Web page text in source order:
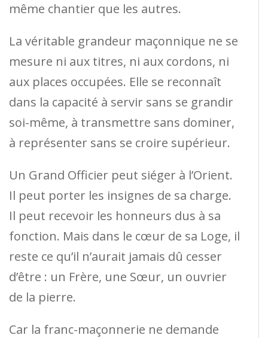
même chantier que les autres.
La véritable grandeur maçonnique ne se
mesure ni aux titres, ni aux cordons, ni
aux places occupées. Elle se reconnaît
dans la capacité à servir sans se grandir
soi-même, à transmettre sans dominer,
à représenter sans se croire supérieur.
Un Grand Officier peut siéger à l’Orient.
Il peut porter les insignes de sa charge.
Il peut recevoir les honneurs dus à sa
fonction. Mais dans le cœur de sa Loge, il
reste ce qu’il n’aurait jamais dû cesser
d’être : un Frère, une Sœur, un ouvrier
de la pierre.
Car la franc-maçonnerie ne demande